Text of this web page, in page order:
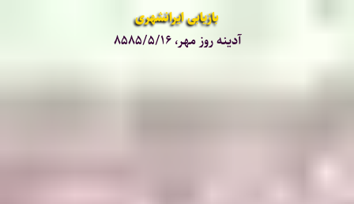
بازیابی ایرانشهری
آدینه روز مهر، ۸۵۸۵/۵/۱۶